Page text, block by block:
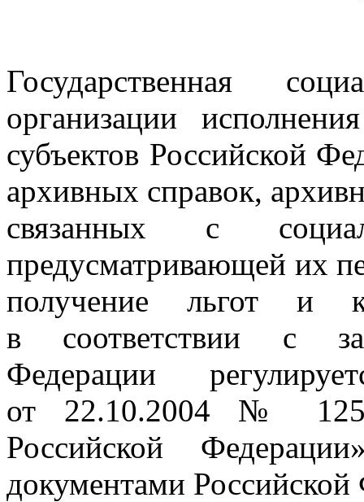
Государственная
организации
субъектов Российской
архивных справок,
связанных с
предусматривающей их
получение льгот и
в соответствии с
Федерации
от 22.10.2004 №
Российской
документами